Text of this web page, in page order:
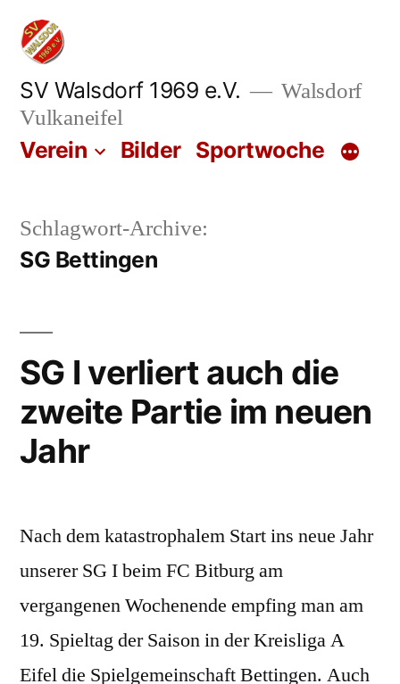
Zum
Inhalt
springen
SV Walsdorf 1969 e.V.
Walsdorf
Vulkaneifel
Verein Bilder Sportwoche
Schlagwort-Archive:
SG Bettingen
SG I verliert auch die
zweite Partie im neuen
Jahr
Nach dem katastrophalem Start ins neue Jahr
unserer SG I beim FC Bitburg am
vergangenen Wochenende empfing man am
19. Spieltag der Saison in der Kreisliga A
Eifel die Spielgemeinschaft Bettingen. Auch